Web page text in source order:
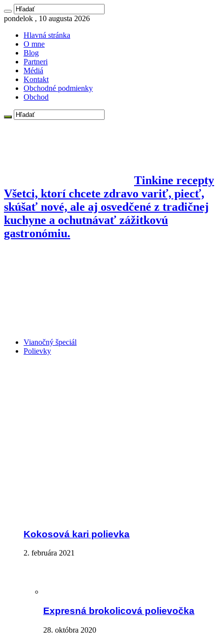
pondelok , 10 augusta 2026
Hlavná stránka
O mne
Blog
Partneri
Médiá
Kontakt
Obchodné podmienky
Obchod
Tinkine recepty
Všetci, ktorí chcete zdravo variť, piecť,
skúšať nové, ale aj osvedčené z tradičnej
kuchyne a ochutnávať zážitkovú
gastronómiu.
Vianočný špeciál
Polievky
Kokosová kari polievka
2. februára 2021
Expresná brokolicová polievočka
28. októbra 2020